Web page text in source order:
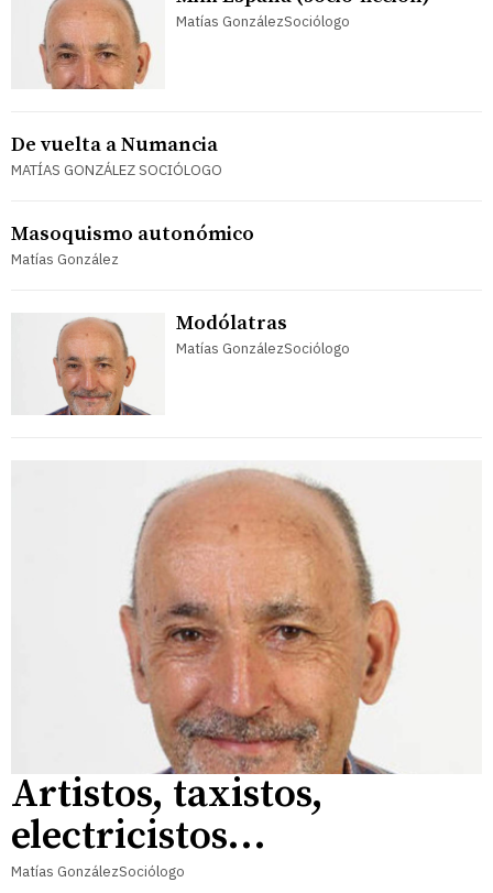
Matías GonzálezSociólogo
De vuelta a Numancia
MATÍAS GONZÁLEZ SOCIÓLOGO
Masoquismo autonómico
Matías González
Modólatras
Matías GonzálezSociólogo
Artistos, taxistos,
electricistos...
Matías GonzálezSociólogo